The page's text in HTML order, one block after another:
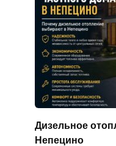
Дизельное
Непецино